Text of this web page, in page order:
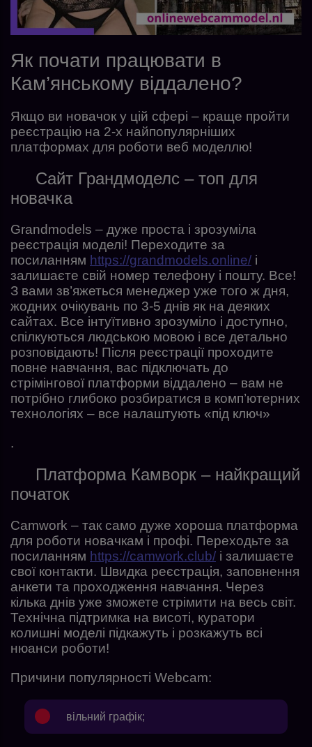
Як почати працювати в
Кам’янському віддалено?
Якщо ви новачок у цій сфері – краще пройти
реєстрацію на 2-х найпопулярніших
платформах для роботи веб моделлю!
Сайт Грандмоделс – топ для
новачка
Grandmodels – дуже проста і зрозуміла
реєстрація моделі! Переходите за
посиланням https://grandmodels.online/ і
залишаєте свій номер телефону і пошту. Все!
З вами зв’яжеться менеджер уже того ж дня,
жодних очікувань по 3-5 днів як на деяких
сайтах. Все інтуїтивно зрозуміло і доступно,
спілкуються людською мовою і все детально
розповідають! Після реєстрації проходите
повне навчання, вас підключать до
стрімінгової платформи віддалено – вам не
потрібно глибоко розбиратися в комп’ютерних
технологіях – все налаштують «під ключ»
.
Платформа Камворк – найкращий
початок
Camwork – так само дуже хороша платформа
для роботи новачкам і профі. Переходьте за
посиланням https://camwork.club/ і залишаєте
свої контакти. Швидка реєстрація, заповнення
анкети та проходження навчання. Через
кілька днів уже зможете стрімити на весь світ.
Технічна підтримка на висоті, куратори
колишні моделі підкажуть і розкажуть всі
нюанси роботи!
Причини популярності Webcam:
вільний графік;